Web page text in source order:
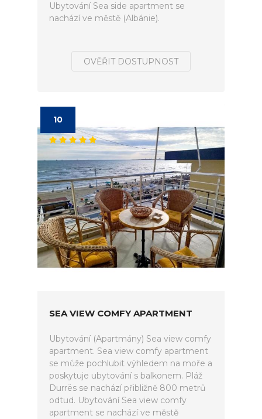
Ubytování Sea side apartment se
nachází ve městě (Albánie).
OVĚŘIT DOSTUPNOST
10
SEA VIEW COMFY APARTMENT
Ubytování (Apartmány) Sea view comfy
apartment. Sea view comfy apartment
se může pochlubit výhledem na moře a
poskytuje ubytování s balkonem. Pláž
Durrës se nachází přibližně 800 metrů
odtud. Ubytování Sea view comfy
apartment se nachází ve městě